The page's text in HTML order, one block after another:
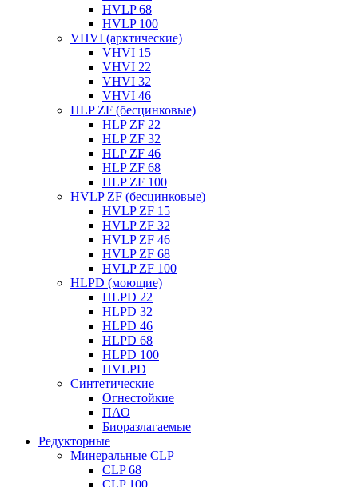
HVLP 68
HVLP 100
VHVI (арктические)
VHVI 15
VHVI 22
VHVI 32
VHVI 46
HLP ZF (бесцинковые)
HLP ZF 22
HLP ZF 32
HLP ZF 46
HLP ZF 68
HLP ZF 100
HVLP ZF (бесцинковые)
HVLP ZF 15
HVLP ZF 32
HVLP ZF 46
HVLP ZF 68
HVLP ZF 100
HLPD (моющие)
HLPD 22
HLPD 32
HLPD 46
HLPD 68
HLPD 100
HVLPD
Синтетические
Огнестойкие
ПАО
Биоразлагаемые
Редукторные
Минеральные CLP
CLP 68
CLP 100